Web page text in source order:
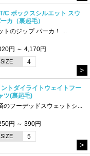
C ボックスシルエット スウ
カ（裏起毛）
のジップ パーカ！ ...
円 ～ 4,170円
SIZE 4
>
トダイライトウェイトフー
ツ(裏起毛)
のフーデッドスウェットシ...
円 ～ 390円
SIZE 5
>